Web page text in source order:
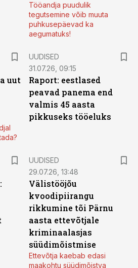
Tööandja puudulik
tegutsemine võib muuta
puhkusepäevad ka
aegumatuks!
uut
UUDISED
31.07.26, 09:15
Raport: eestlased
peavad panema end
valmis 45 aasta
pikkuseks tööeluks
UUDISED
29.07.26, 13:48
Välistööjõu
kvoodipiirangu
rikkumine tõi Pärnu
aasta ettevõtjale
kriminaalasjas
süüdimõistmise
Ettevõtja kaebab edasi
maakohtu süüdimõistva